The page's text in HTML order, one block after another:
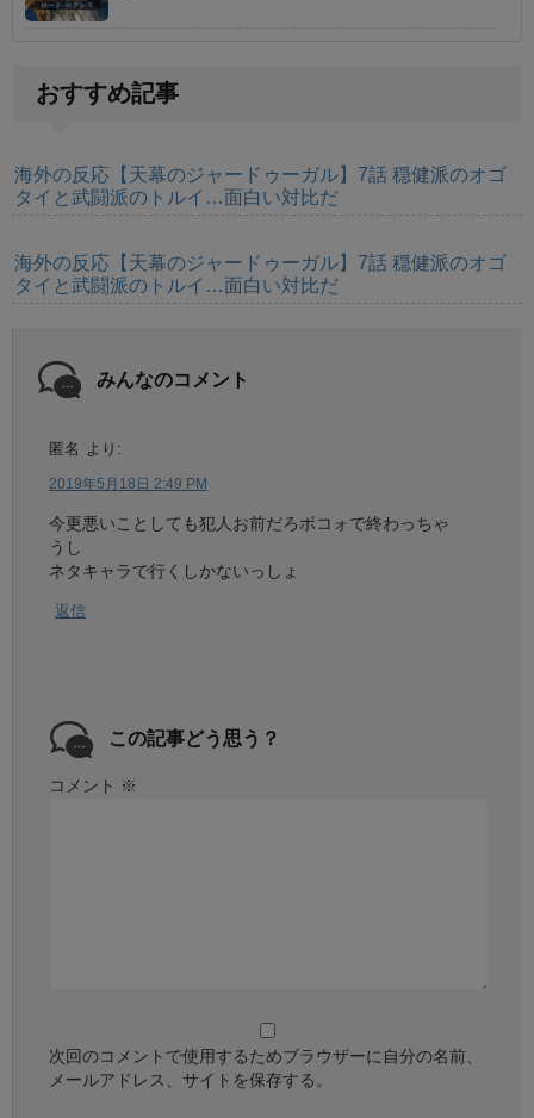
おすすめ記事
海外の反応【天幕のジャードゥーガル】7話 穏健派のオゴ
タイと武闘派のトルイ…面白い対比だ
海外の反応【天幕のジャードゥーガル】7話 穏健派のオゴ
タイと武闘派のトルイ…面白い対比だ
みんなのコメント
匿名 より:
2019年5月18日 2:49 PM
今更悪いことしても犯人お前だろボコォで終わっちゃ
うし
ネタキャラで行くしかないっしょ
返信
この記事どう思う？
コメント ※
次回のコメントで使用するためブラウザーに自分の名前、
メールアドレス、サイトを保存する。